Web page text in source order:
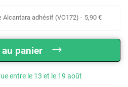
Alcantara adhésif (VO172) - 5,90 €
panier
entre le 13 et le 19 août